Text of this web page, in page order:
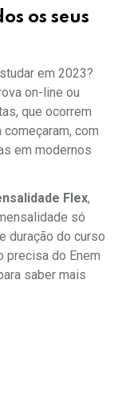
os seus
em 2023?
on-line ou
que ocorrem
começaram, com
em modernos
Flex,
só
duração do curso
precisa do Enem
saber mais